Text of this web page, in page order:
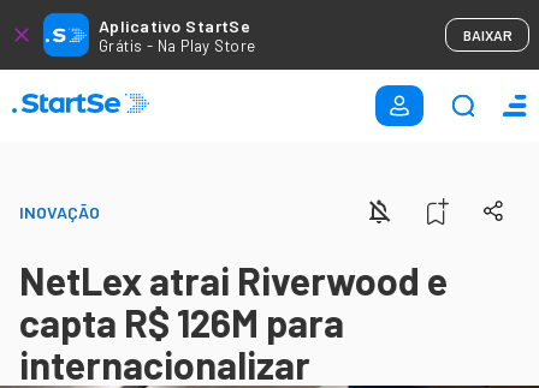
Aplicativo StartSe
Grátis - Na Play Store
BAIXAR
INOVAÇÃO
NetLex atrai Riverwood e
capta R$ 126M para
internacionalizar